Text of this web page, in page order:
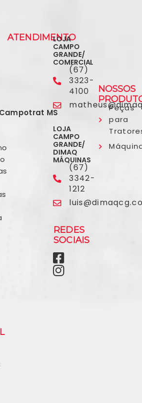
MS
ATENDIMENTO
LOJA
CAMPO
GRANDE/
COMERCIAL
(67)
3323-
4100
LOJA
CAMPO
GRANDE/
DIMAQ
MÁQUINAS
(67)
3342-
1212
REDES
SOCIAIS
NOSSOS
Peças
para